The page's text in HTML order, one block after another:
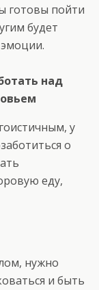
готовы пойти
будет
над
у
о
еду,
нужно
и быть